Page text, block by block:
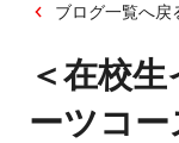
ブログ一覧へ戻
＜在校
ーツコ